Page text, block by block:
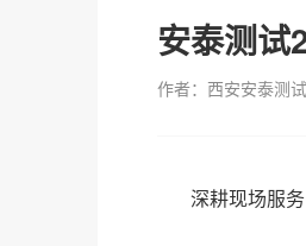
安泰测试
作者：西安安泰测试
深耕现场服务